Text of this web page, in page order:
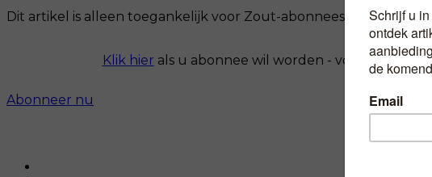
Dit artikel is alleen toegankelijk voor Zout-abonnees.
Klik hier als u abonnee wil worden - voor 6,60
Abonneer nu